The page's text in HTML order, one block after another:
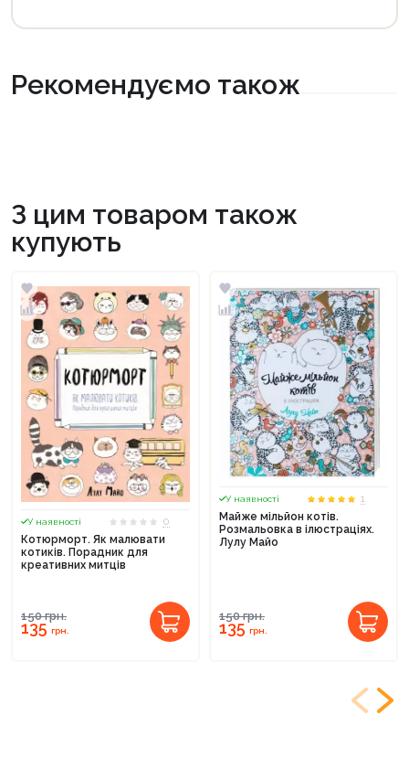
Рекомендуємо також
З цим товаром також
купують
У наявності
0
Котюрморт. Як малювати
котиків. Порадник для
креативних митців
150грн.
135грн.
У наявності
1
Майже мільйон котів.
Розмальовка в ілюстраціях.
Лулу Майо
150грн.
135грн.